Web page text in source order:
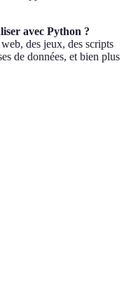
avec Python ?
des jeux, des scripts
de données, et bien plus